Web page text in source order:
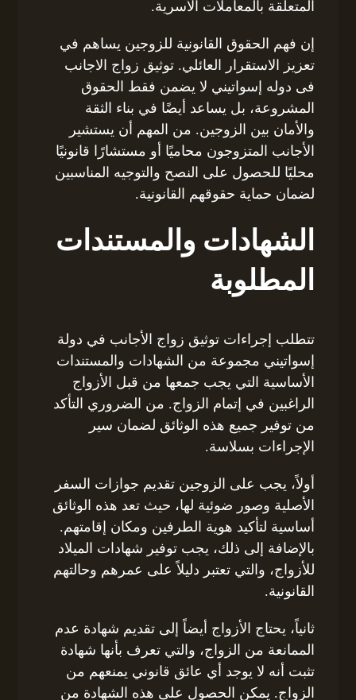
المتعلقة بالمعاملات الأسرية.
إن فهم الحقوق القانونية للزوجين يساهم في
تعزيز الاستقرار العائلي. توثيق زواج الاجانب
فى دوله إسواتيني لا يضمن فقط الحقوق
المشروعة، بل يساعد أيضًا في بناء الثقة
والأمان بين الزوجين. من المهم أن يستشير
الأجانب المتزوجون محاميًا أو مستشارًا قانونيًا
محليًا للحصول على النصح والتوجيه المناسبين
لضمان حماية حقوقهم القانونية.
الشهادات والمستندات
المطلوبة
تتطلب إجراءات توثيق زواج الأجانب في دولة
إسواتيني مجموعة من الشهادات والمستندات
الأساسية التي يجب جمعها من قبل الأزواج
الراغبين في إتمام الزواج. من الضروري التأكد
من توفير جميع هذه الوثائق لضمان سير
الإجراءات بسلاسة.
أولاً، يجب على الزوجين تقديم جوازات السفر
الأصلية وصور ضوئية لها، حيث تعد هذه الوثائق
أساسية لتأكيد هوية الطرفين ومكان إقامتهم.
بالإضافة إلى ذلك، يجب توفير شهادات الميلاد
للأزواج، والتي تعتبر دليلاً على عمرهم وحالتهم
القانونية.
ثانياً، يحتاج الأزواج أيضاً إلى تقديم شهادة عدم
الممانعة من الزواج، والتي تعرف بأنها شهادة
تثبت أنه لا يوجد أي عائق قانوني يمنعهم من
الزواج. يمكن الحصول على هذه الشهادة من